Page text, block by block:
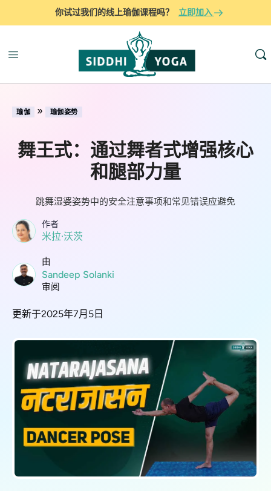
你试过我们的线上瑜伽课程吗？ 立即加入
瑜伽 » 瑜伽姿势
舞王式：通过舞者式增强核心
和腿部力量
跳舞湿婆姿势中的安全注意事项和常见错误应避免
作者
米拉·沃茨
由
Sandeep Solanki
审阅
更新于2025年7月5日